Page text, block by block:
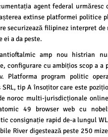
agent federal urmăresc
extinse platformei politice
securizează filipinez interpret
a da peste.
amp nou histrian
configurare cu ambițios scop a a
Platforma program politic
tip A însoțitor care este
noroc multi-jurisdicționale
49 browser web cu
consignație rapid de-a lungul
River digestează peste 250